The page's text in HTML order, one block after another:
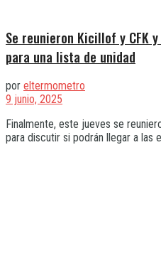
Se reunieron Kicillof y CFK
para una lista de unidad
por eltermometro
9 junio, 2025
Finalmente, este jueves se
para discutir si podrán llegar a las